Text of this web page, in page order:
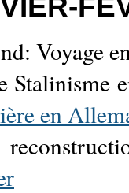
Voyage
en